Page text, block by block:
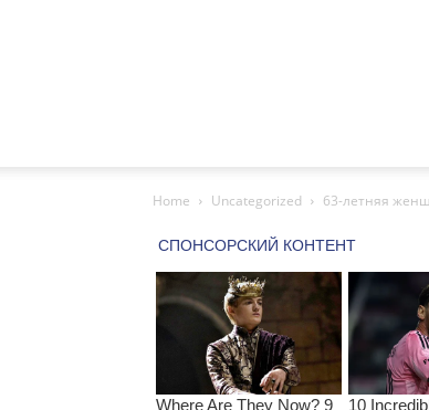
Home Uncategorized 63-летняя